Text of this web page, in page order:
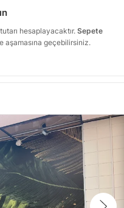
hesaplayacaktır. Sepete
aşamasına geçebilirsiniz.